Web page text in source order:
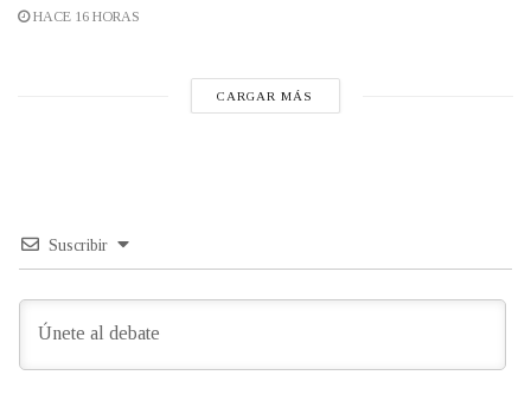
HACE 16 HORAS
CARGAR MÁS
Suscribir